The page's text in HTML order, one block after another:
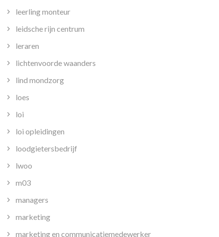
leerling monteur
leidsche rijn centrum
leraren
lichtenvoorde waanders
lind mondzorg
loes
loi
loi opleidingen
loodgietersbedrijf
lwoo
m03
managers
marketing
marketing en communicatiemedewerker